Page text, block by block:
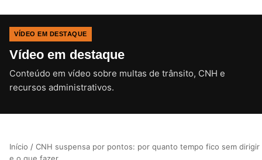
VÍDEO EM DESTAQUE
Vídeo em destaque
Conteúdo em vídeo sobre multas de trânsito, CNH e
recursos administrativos.CLIQUE PARA ATIVAR O SOM
Início / CNH suspensa por pontos: por quanto tempo fico sem dirigir